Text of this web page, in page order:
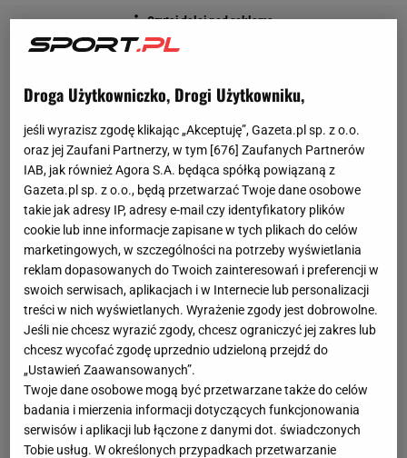
Droga Użytkowniczko, Drogi Użytkowniku,
jeśli wyrazisz zgodę klikając „Akceptuję”, Gazeta.pl sp. z o.o.
oraz jej Zaufani Partnerzy, w tym [676] Zaufanych Partnerów
IAB, jak również Agora S.A. będąca spółką powiązaną z
Gazeta.pl sp. z o.o., będą przetwarzać Twoje dane osobowe
takie jak adresy IP, adresy e-mail czy identyfikatory plików
cookie lub inne informacje zapisane w tych plikach do celów
marketingowych, w szczególności na potrzeby wyświetlania
reklam dopasowanych do Twoich zainteresowań i preferencji w
swoich serwisach, aplikacjach i w Internecie lub personalizacji
treści w nich wyświetlanych. Wyrażenie zgody jest dobrowolne.
Jeśli nie chcesz wyrazić zgody, chcesz ograniczyć jej zakres lub
chcesz wycofać zgodę uprzednio udzieloną przejdź do
„Ustawień Zaawansowanych”.
Twoje dane osobowe mogą być przetwarzane także do celów
badania i mierzenia informacji dotyczących funkcjonowania
serwisów i aplikacji lub łączone z danymi dot. świadczonych
Tobie usług. W określonych przypadkach przetwarzanie